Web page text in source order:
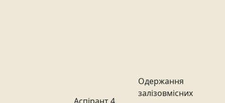
Одержання
залізовмісних